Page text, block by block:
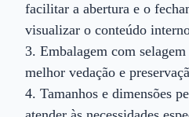
facilitar a abertura e o
visualizar o conteúdo
3. Embalagem com
melhor vedação e
4. Tamanhos e dimensões